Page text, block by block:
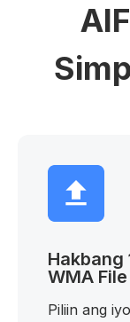
Hakbang
WMA File
Piliin ang